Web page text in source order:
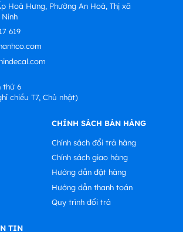
Hoà Hưng, Phường An Hoà, Thị xã
Ninh
619
thứ 6
chiều T7, Chủ nhật)
CHÍNH SÁCH BÁN HÀNG
Chính sách đổi trả hàng
Chính sách giao hàng
Hướng dẫn đặt hàng
Hướng dẫn thanh toán
Quy trình đổi trả
TIN